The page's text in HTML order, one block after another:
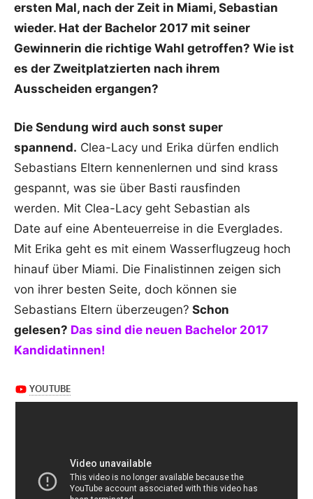
ersten Mal, nach der Zeit in Miami, Sebastian
wieder. Hat der Bachelor 2017 mit seiner
Gewinnerin die richtige Wahl getroffen? Wie ist
es der Zweitplatzierten nach ihrem
Ausscheiden ergangen?
Die Sendung wird auch sonst super
spannend. Clea-Lacy und Erika dürfen endlich
Sebastians Eltern kennenlernen und sind krass
gespannt, was sie über Basti rausfinden
werden. Mit Clea-Lacy geht Sebastian als
Date auf eine Abenteuerreise in die Everglades.
Mit Erika geht es mit einem Wasserflugzeug hoch
hinauf über Miami. Die Finalistinnen zeigen sich
von ihrer besten Seite, doch können sie
Sebastians Eltern überzeugen? Schon
gelesen? Das sind die neuen Bachelor 2017
Kandidatinnen!